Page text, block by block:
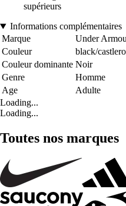
supérieurs
Informations complémentaires
Marque
Under
Couleur
black/
Couleur dominante Noir
Genre
Homme
Age
Adulte
Loading...
Loading...
Toutes nos marques